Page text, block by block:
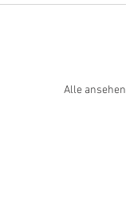
Alle ansehen